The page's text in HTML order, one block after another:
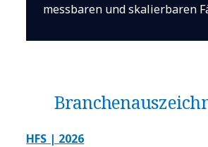
messbaren und skalierbaren
HFS | 2026